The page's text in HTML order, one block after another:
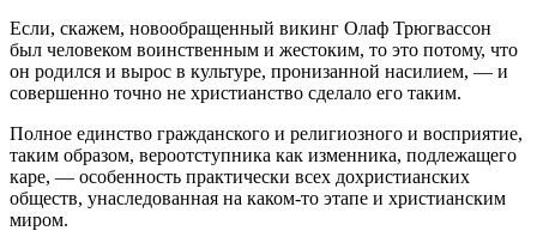
Если, скажем, новообращенный викинг Олаф Трюгвассон
был человеком воинственным и жестоким, то это потому, что
он родился и вырос в культуре, пронизанной насилием, — и
совершенно точно не христианство сделало его таким.
Полное единство гражданского и религиозного и восприятие,
таким образом, вероотступника как изменника, подлежащего
каре, — особенность практически всех дохристианских
обществ, унаследованная на каком-то этапе и христианским
миром.